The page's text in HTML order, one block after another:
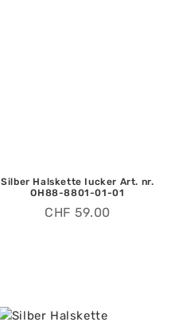
Silber Halskette Iucker Art. nr.
OH88-8801-01-01
CHF 59.00